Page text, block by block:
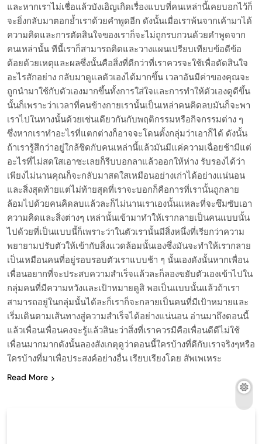
และหากเราไม่เชื่อแล้วบังเอิญเกิดเรื่องแบบที่คนเหล่านี้เคยบอกไว้ก็
จะยิ่งกลับมาตอกย้ำเราด้วยคำพูดอีก ดังนั้นเมื่อเราพ้นจากเค้ามาได้
ความคิดและการตัดสินใจของเราก็จะไม่ถูกรบกวนด้วยคำพูดจาก
คนเหล่านั้น ทีนี้เราก็สามารถคิดและวางแผนเปรียบเทียบข้อดีข้อ
ด้อยด้วยเหตุและผลซึ่งนั้นคือสิ่งที่ดีกว่าที่เราควรจะใช้เพื่อตัดสินใจ
อะไรสักอย่าง กลับมาดูแลตัวเองได้มากขึ้น เวลาอันมีค่าของคุณจะ
ถูกนำมาใช้กับตัวเองมากขึ้นทั้งการใส่ใจและการทำให้ตัวเองดูดีขึ้น
นั้นก็เพราะว่าเวลาที่คนข้างกายเรานั้นเป็นเหล่าคนคิดลบมันก็จะพา
เราไปในทางนั้นด้วยเช่นเดียวกันกับพฤติกรรมหรือกิจกรรมต่าง ๆ
ซึ่งหากเราทำอะไรที่แตกต่างก็อาจจะโดนตั้งกลุ่มว่าเอาก็ได้ ดังนั้น
ถ้าเรารู้สึกว่าอยู่ใกล้ชิดกับคนเหล่านี้แล้วมันมีแค่ความเฉื่อยช้ามีแต่
อะไรที่ไม่สดใสเอาซะเลยก็รีบบอกลาแล้วออกให้ห่าง รับรองได้ว่า
เพียงไม่นานคุณก็จะกลับมาสดใสเหมือนอย่างเก่าได้อย่างแน่นอน
และสิ่งสุดท้ายแต่ไม่ท้ายสุดที่เราจะบอกก็คือการที่เรานั้นถูกลาย
ล้อมไปด้วยคนคิดลบแล้วละก็ไม่นานเราเองนั้นแหละที่จะซึมซับเอา
ความคิดและสิ่งต่างๆ เหล่านั้นเข้ามาทำให้เรากลายเป็นคนแบบนั้น
ไปด้วยที่เป็นแบบนี้ก็เพราะว่าในตัวเรานั้นมีสิ่งหนึ่งที่เรียกว่าความ
พยายามปรับตัวให้เข้ากับสิ่งแวดล้อมนั้นเองซึ่งมันจะทำให้เรากลาย
เป็นเหมือนคนที่อยู่รอบรอบตัวเราแบบช้า ๆ นั้นเองดังนั้นหากเพื่อน
เพื่อนอยากที่จะประสบความสำเร็จแล้วละก็ลองขยับตัวเองเข้าไปใน
กลุ่มคนที่มีความหวังและเป้าหมายดูสิ พอเป็นแบบนั้นแล้วถ้าเรา
สามารถอยู่ในกลุ่มนั้นได้ละก็เราก็จะกลายเป็นคนที่มีเป้าหมายและ
เริ่มเดินตามเส้นทางสู่ความสำเร็จได้อย่างแน่นอน อ่านมาถึงตอนนี้
แล้วเพื่อนเพื่อนคงจะรู้แล้วสินะว่าสิ่งที่เราควรมีคือเพื่อนดีดีไม่ใช้
เพื่อนมากมากดังนั้นลองสังเกตุดูว่าตอนนี้ใครบ้างที่ดีกับเราจริงๆหรือ
ใครบ้างที่มาเพื่อประสงค์อย่างอื่น เรียบเรียงโดย สัพเพเหระ
Read More